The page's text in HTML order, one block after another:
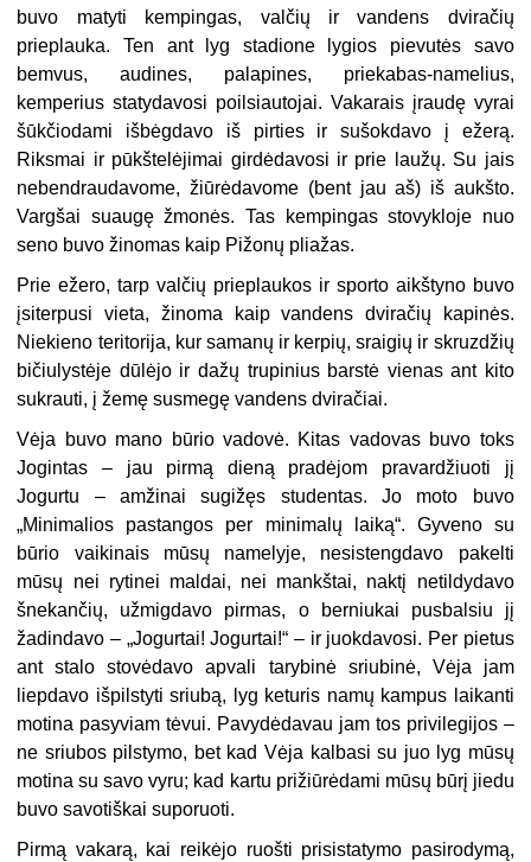
buvo matyti kempingas, valčių ir vandens dviračių
prieplauka. Ten ant lyg stadione lygios pievutės savo
bemvus, audines, palapines, priekabas-namelius,
kemperius statydavosi poilsiautojai. Vakarais įraudę vyrai
šūkčiodami išbėgdavo iš pirties ir sušokdavo į ežerą.
Riksmai ir pūkštelėjimai girdėdavosi ir prie laužų. Su jais
nebendraudavome, žiūrėdavome (bent jau aš) iš aukšto.
Vargšai suaugę žmonės. Tas kempingas stovykloje nuo
seno buvo žinomas kaip Pižonų pliažas.
Prie ežero, tarp valčių prieplaukos ir sporto aikštyno buvo
įsiterpusi vieta, žinoma kaip vandens dviračių kapinės.
Niekieno teritorija, kur samanų ir kerpių, sraigių ir skruzdžių
bičiulystėje dūlėjo ir dažų trupinius barstė vienas ant kito
sukrauti, į žemę susmegę vandens dviračiai.
Vėja buvo mano būrio vadovė. Kitas vadovas buvo toks
Jogintas – jau pirmą dieną pradėjom pravardžiuoti jį
Jogurtu – amžinai sugižęs studentas. Jo moto buvo
„Minimalios pastangos per minimalų laiką“. Gyveno su
būrio vaikinais mūsų namelyje, nesistengdavo pakelti
mūsų nei rytinei maldai, nei mankštai, naktį netildydavo
šnekančių, užmigdavo pirmas, o berniukai pusbalsiu jį
žadindavo – „Jogurtai! Jogurtai!“ – ir juokdavosi. Per pietus
ant stalo stovėdavo apvali tarybinė sriubinė, Vėja jam
liepdavo išpilstyti sriubą, lyg keturis namų kampus laikanti
motina pasyviam tėvui. Pavydėdavau jam tos privilegijos –
ne sriubos pilstymo, bet kad Vėja kalbasi su juo lyg mūsų
motina su savo vyru; kad kartu prižiūrėdami mūsų būrį jiedu
buvo savotiškai suporuoti.
Pirmą vakarą, kai reikėjo ruošti prisistatymo pasirodymą,